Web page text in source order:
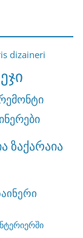
dizaineri
ზაქარაია